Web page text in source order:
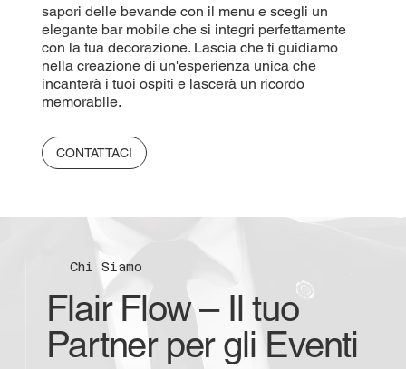
sapori delle bevande con il menu e scegli un
elegante bar mobile che si integri perfettamente
con la tua decorazione. Lascia che ti guidiamo
nella creazione di un'esperienza unica che
incanterà i tuoi ospiti e lascerà un ricordo
memorabile.
CONTATTACI
Chi Siamo
Flair Flow – Il tuo
Partner per gli Eventi